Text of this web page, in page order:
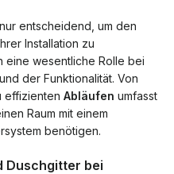
entscheidend, um den
Installation zu
eine wesentliche Rolle bei
der Funktionalität. Von
effizienten Abläufen umfasst
Raum mit einem
benötigen.
Duschgitter bei